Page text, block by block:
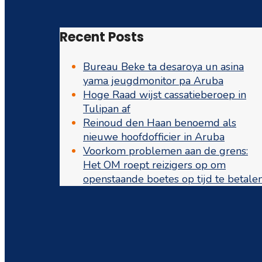
Recent Posts
Bureau Beke ta desaroya un asina
yama jeugdmonitor pa Aruba
Hoge Raad wijst cassatieberoep in
Tulipan af
Reinoud den Haan benoemd als
nieuwe hoofdofficier in Aruba
Voorkom problemen aan de grens:
Het OM roept reizigers op om
openstaande boetes op tijd te